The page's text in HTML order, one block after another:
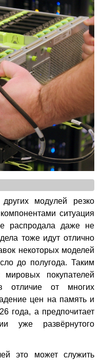
модулей резко
ситуация
распродала даже не
дела тоже идут отлично
некоторых моделей
до полугода. Таким
покупателей
отличие от многих
цен на память и
года, а предпочитает
уже развёрнутого
это может служить